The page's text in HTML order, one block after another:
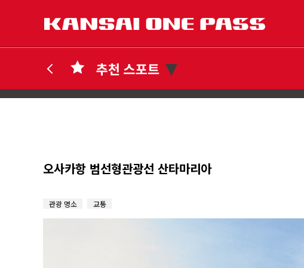
오사카항 범선형관광선 산타마리아
관광 명소 교통